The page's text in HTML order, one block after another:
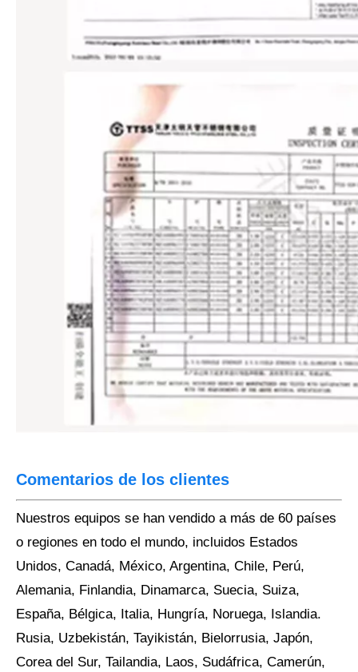
Comentarios de los clientes
Nuestros equipos se han vendido a más de 60 países
o regiones en todo el mundo, incluidos Estados
Unidos, Canadá, México, Argentina, Chile, Perú,
Alemania, Finlandia, Dinamarca, Suecia, Suiza,
España, Bélgica, Italia, Hungría, Noruega, Islandia.
Rusia, Uzbekistán, Tayikistán, Bielorrusia, Japón,
Corea del Sur, Tailandia, Laos, Sudáfrica, Camerún,